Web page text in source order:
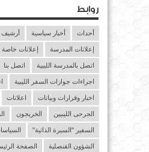
روابط
أحداث أخبار سياسية أرشيف
إعلانات المدرسة إعلانات خاصة
اتصل بالمدرسة الليبية اتصل بنا
اجراءات جوازات السفر الليبية
اخبار وقرارات وبيانات اعلانات
الجرحى الليبيين الخريجون
السفير "السيرة الذاتية"
الشؤون القنصلية الصفحة